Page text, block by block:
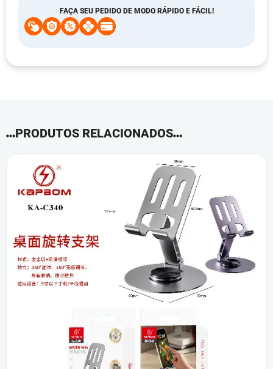
FAÇA SEU PEDIDO DE MODO RÁPIDO E FÁCIL!
PRODUTOS RELACIONADOS